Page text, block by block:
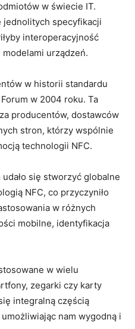
w świecie IT.
jednolitych specyfikacji
interoperacyjność
urządzeń.
w historii standardu
w 2004 roku. Ta
producentów, dostawców
stron, którzy wspólnie
technologii NFC.
się stworzyć globalne
NFC, co przyczyniło
w różnych
mobilne, identyfikacja
w wielu
zegarki czy karty
integralną częścią
nam wygodną i